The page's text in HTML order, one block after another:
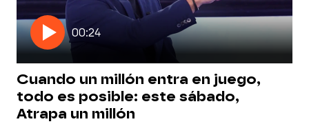
00:24
Cuando un millón entra en juego,
todo es posible: este sábado,
Atrapa un millón